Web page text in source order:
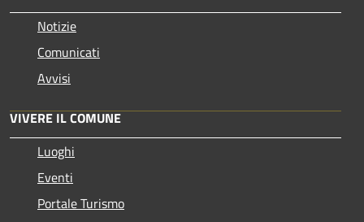
Notizie
Comunicati
Avvisi
VIVERE IL COMUNE
Luoghi
Eventi
Portale Turismo